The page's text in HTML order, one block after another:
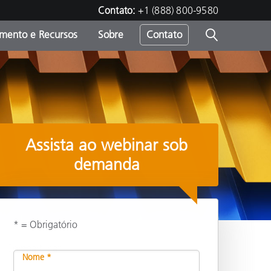
Contato: +1 (888) 800-9580
e Recursos Sobre Contato
Compartilhar
Assista ao webinar sob
demanda
* = Obrigatório
Nome *